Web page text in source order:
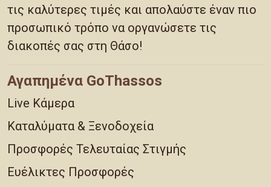
τις καλύτερες τιμές και απολαύστε έναν πιο
προσωπικό τρόπο να οργανώσετε τις
διακοπές σας στη Θάσο!
Αγαπημένα GoThassos
Live Κάμερα
Καταλύματα & Ξενοδοχεία
Προσφορές Τελευταίας Στιγμής
Ευέλικτες Προσφορές